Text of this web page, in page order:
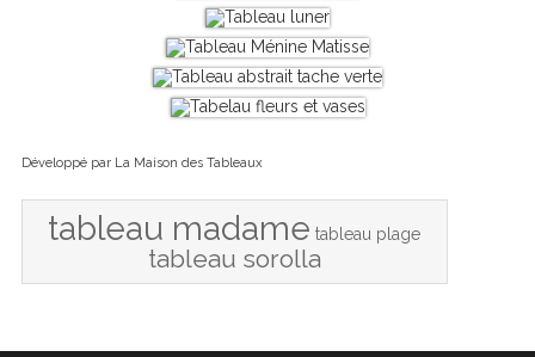
Développé par La Maison des Tableaux
tableau madame tableau plage
tableau sorolla